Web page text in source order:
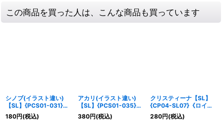
この商品を買った人は、こんな商品も買っています
シノブ(イラスト違い)
【SL】{PCS01-031}
《ナイトメア》
180円(税込)
アカリ(イラスト違い)
【SL】{PCS01-035}
《ナイトメア》
380円(税込)
クリスティーナ【SL】
{CP04-SL07}《ロイヤ
ル》
280円(税込)